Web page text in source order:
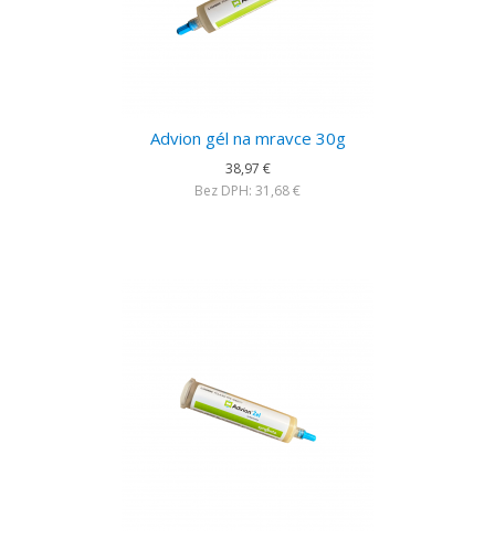
Advion gél na mravce 30g
38,97 €
Bez DPH: 31,68 €